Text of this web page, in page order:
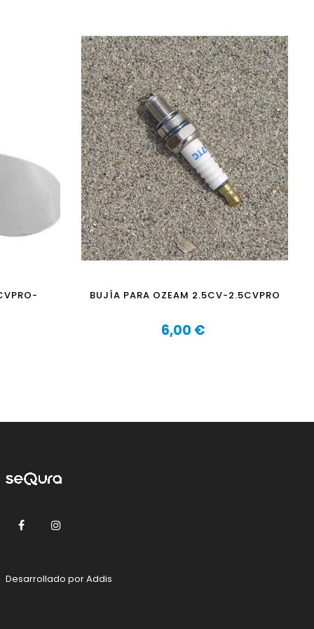
BUJÍA PARA OZEAM 2.5CV-2.5CVPRO
Precio
6,00 €
Facebook
Desarrollado porAddis